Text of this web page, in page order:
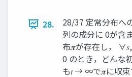
28.
28/37 定常分布へ
列の成分に 0が含
布𝝅が存在し， ∀𝑠,
0 のとき，どんな
も𝑡 → ∞で𝝅に収束